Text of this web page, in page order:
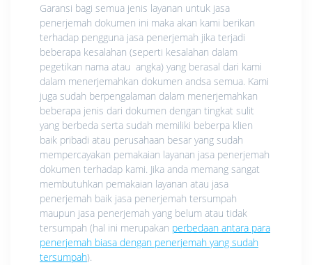
Garansi bagi semua jenis layanan untuk jasa
penerjemah dokumen ini maka akan kami berikan
terhadap pengguna jasa penerjemah jika terjadi
beberapa kesalahan (seperti kesalahan dalam
pegetikan nama atau angka) yang berasal dari kami
dalam menerjemahkan dokumen andsa semua. Kami
juga sudah berpengalaman dalam menerjemahkan
beberapa jenis dari dokumen dengan tingkat sulit
yang berbeda serta sudah memiliki beberpa klien
baik pribadi atau perusahaan besar yang sudah
mempercayakan pemakaian layanan jasa penerjemah
dokumen terhadap kami. Jika anda memang sangat
membutuhkan pemakaian layanan atau jasa
penerjemah baik jasa penerjemah tersumpah
maupun jasa penerjemah yang belum atau tidak
tersumpah (hal ini merupakan perbedaan antara para
penerjemah biasa dengan penerjemah yang sudah
tersumpah).